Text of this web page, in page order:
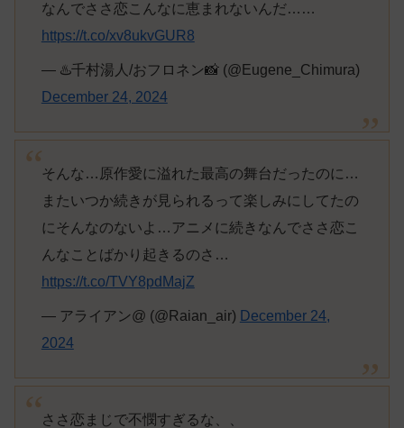
なんでささ恋こんなに恵まれないんだ……
https://t.co/xv8ukvGUR8
— ♨️千村湯人/おフロネン📸 (@Eugene_Chimura)
December 24, 2024
そんな…原作愛に溢れた最高の舞台だったのに…
またいつか続きが見られるって楽しみにしてたの
にそんなのないよ…アニメに続きなんでささ恋こ
んなことばかり起きるのさ…
https://t.co/TVY8pdMajZ
— アライアン@ (@Raian_air) December 24,
2024
ささ恋まじで不憫すぎるな、、